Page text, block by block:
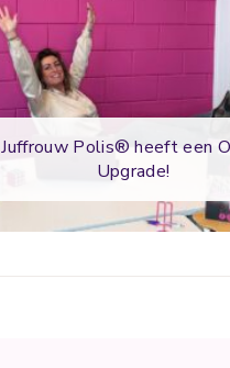
Juffrouw Polis® heeft een
Upgrade!